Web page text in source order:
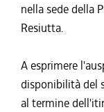
nella sede della
Resiutta.
A esprimere
disponibilità del
al termine